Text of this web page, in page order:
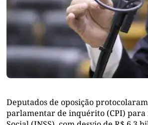
Deputados de oposição
parlamentar de inquérito (CPI) para